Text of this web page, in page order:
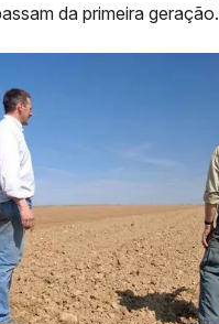
da primeira geração.